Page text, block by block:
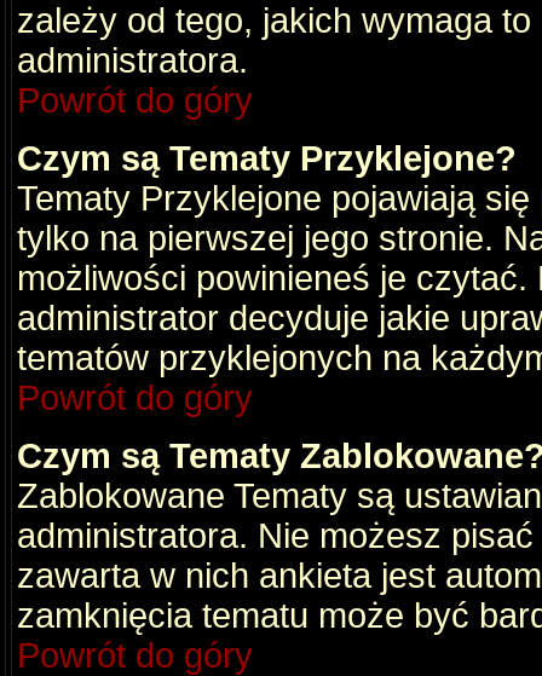
zależy od tego, jakich wymaga
administratora.
Powrót do góry
Czym są Tematy Przyklejone?
Tematy Przyklejone pojawiają
tylko na pierwszej jego stronie.
możliwości powinieneś je czytać.
administrator decyduje jakie
tematów przyklejonych na
Powrót do góry
Czym są Tematy
Zablokowane Tematy są
administratora. Nie możesz
zawarta w nich ankieta jest
zamknięcia tematu może być
Powrót do góry